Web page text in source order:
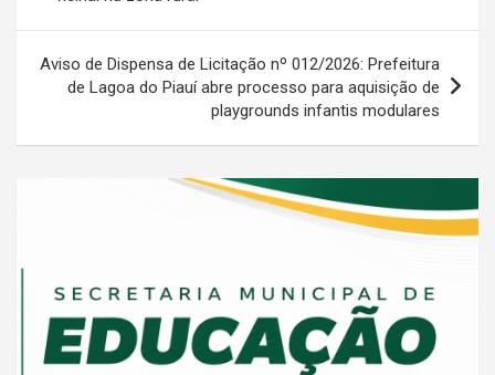
Aviso de Dispensa de Licitação nº 012/2026: Prefeitura
de Lagoa do Piauí abre processo para aquisição de
playgrounds infantis modulares